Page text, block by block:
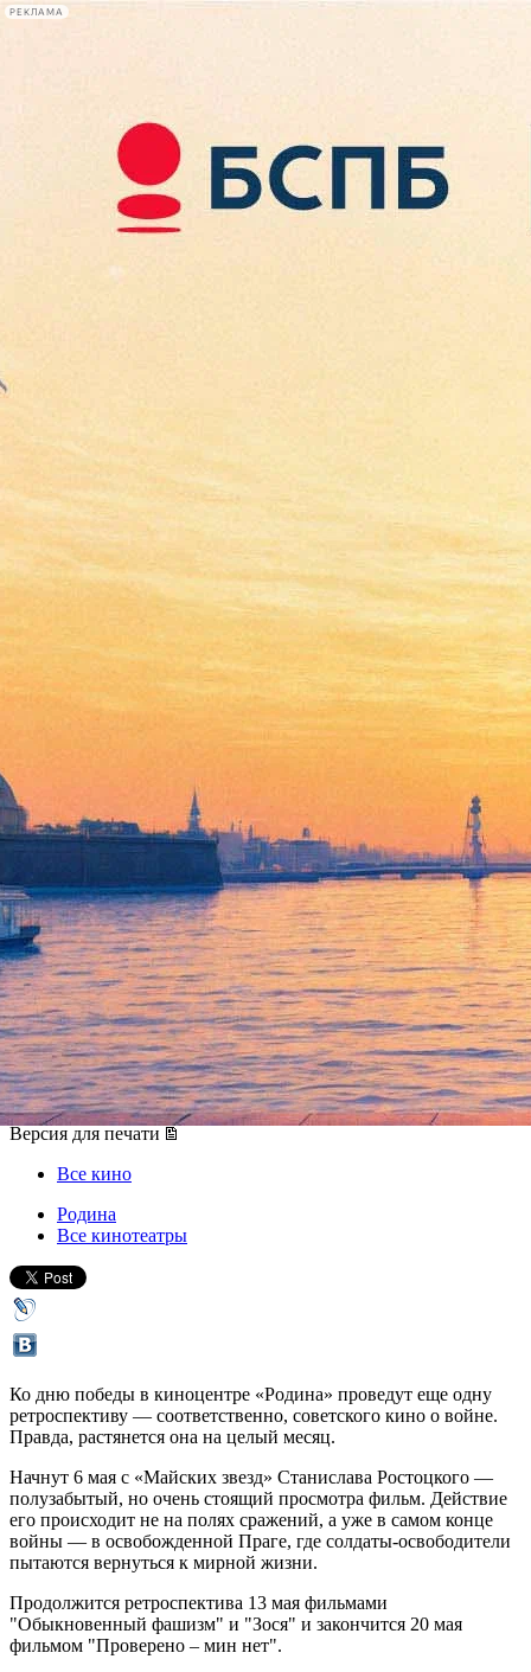
РЕКЛАМА
Сегодня:
2026.08.08
01:00
Афиша Plus
"Майские звезды" откроют
ретроспективу фильмов о
Великой Победе в "Родине"
06 мая 2014, вторник,19.20
Версия для печати
Все кино
Родина
Все кинотеатры
Ко дню победы в киноцентре «Родина» проведут еще одну
ретроспективу — соответственно, советского кино о войне.
Правда, растянется она на целый месяц.
Начнут 6 мая с «Майских звезд» Станислава Ростоцкого —
полузабытый, но очень стоящий просмотра фильм. Действие
его происходит не на полях сражений, а уже в самом конце
войны — в освобожденной Праге, где солдаты-освободители
пытаются вернуться к мирной жизни.
Продолжится ретроспектива 13 мая фильмами
"Обыкновенный фашизм" и "Зося" и закончится 20 мая
фильмом "Проверено – мин нет".